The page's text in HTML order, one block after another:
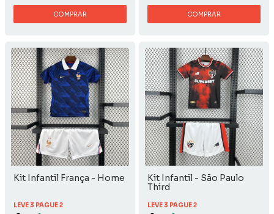
COMPRAR COMPRAR
Kit Infantil França - Home
LEVE 3 PAGUE 2
Kit Infantil - São Paulo
Third
LEVE 3 PAGUE 2